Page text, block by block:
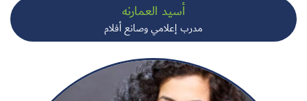
أسيد العمارنه
مدرب إعلامي وصانع أفلام